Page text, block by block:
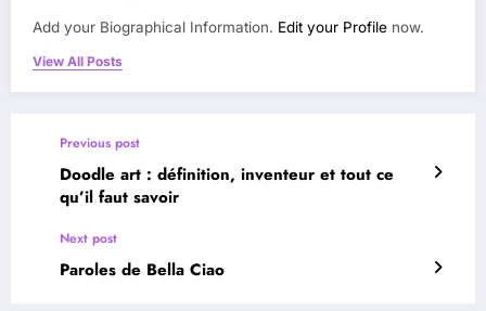
Add your Biographical Information. Edit your Profile now.
View All Posts
Previous post
Doodle art : définition, inventeur et tout ce
qu’il faut savoir
Next post
Paroles de Bella Ciao